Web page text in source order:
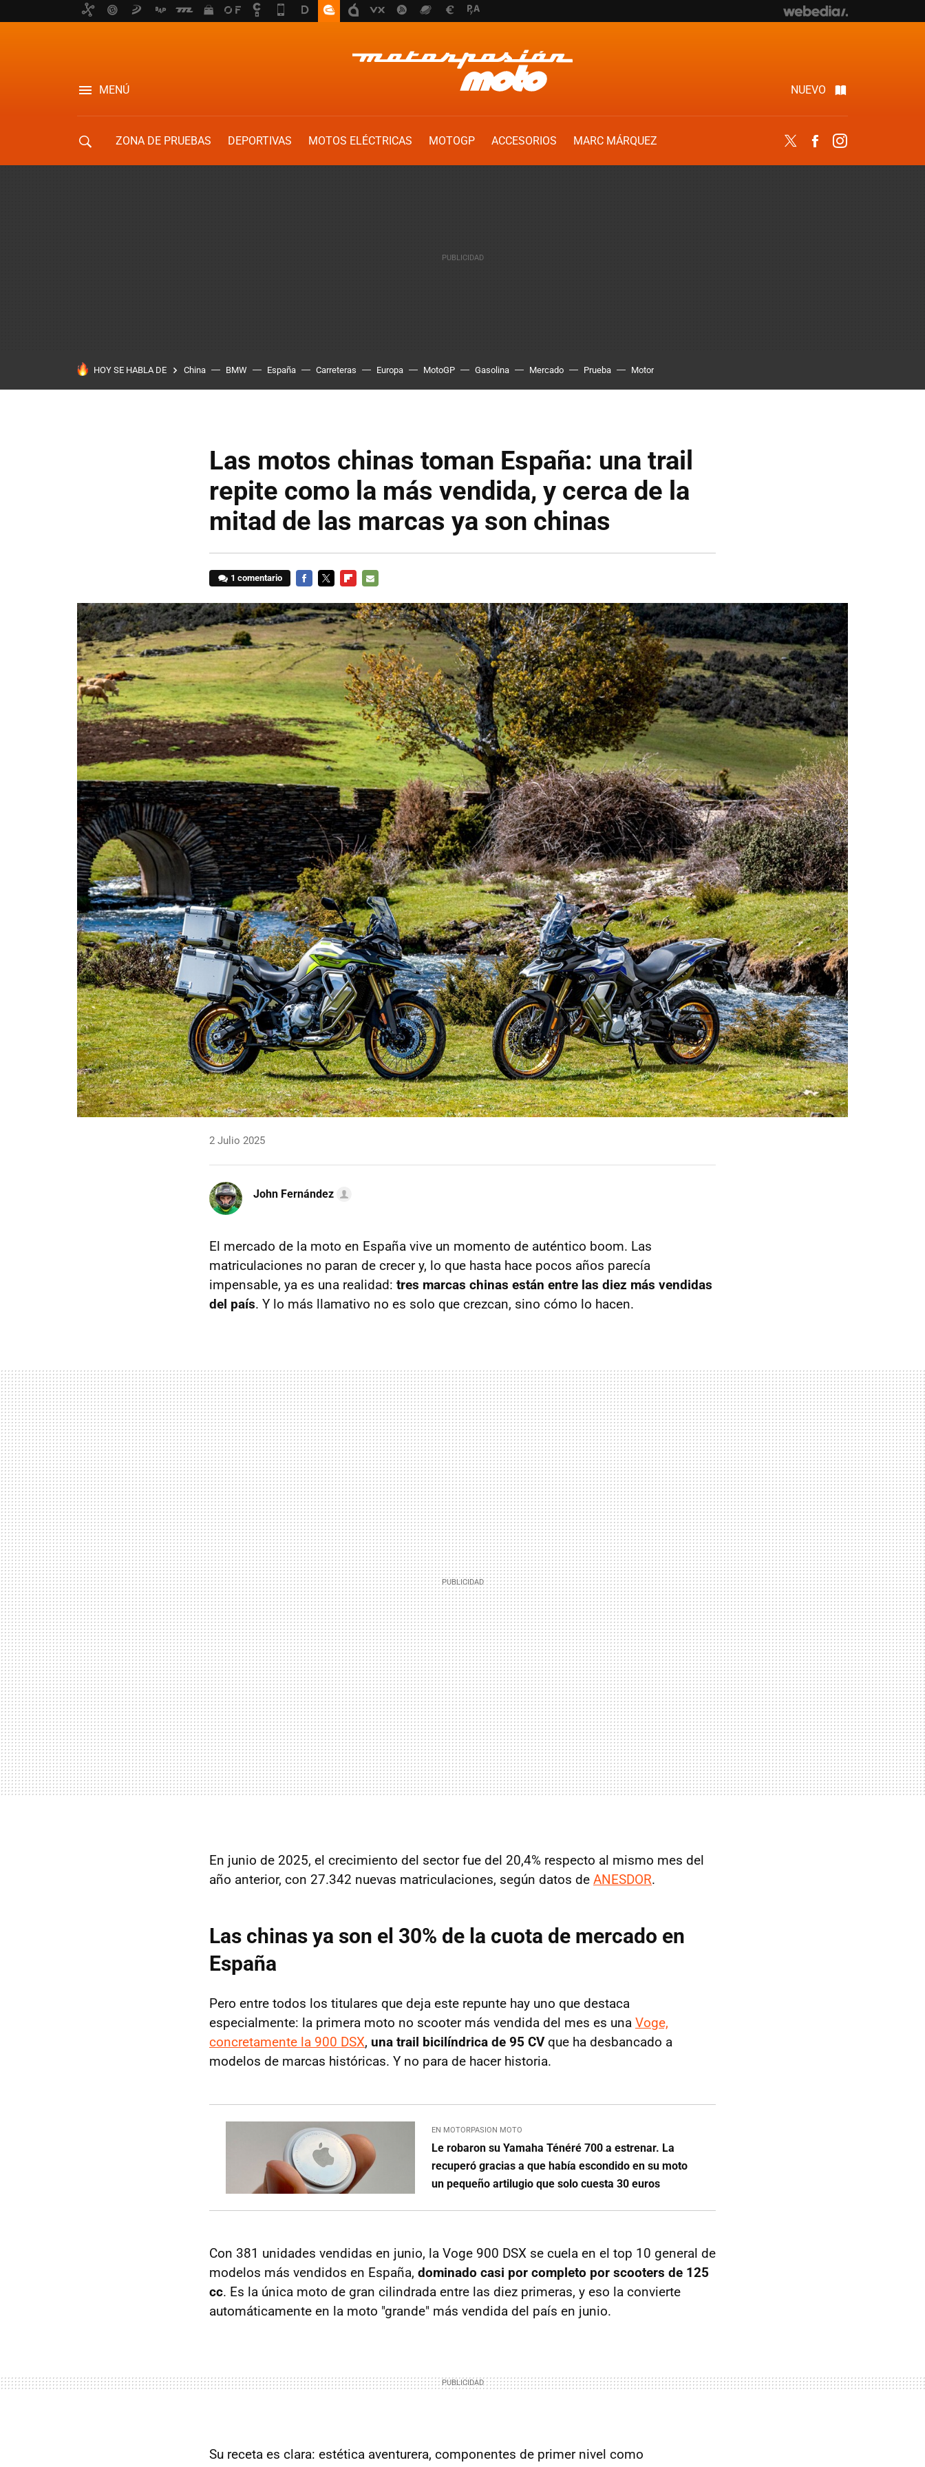
MENÚ NUEVO
ZONA DE PRUEBAS DEPORTIVAS MOTOS ELÉCTRICAS MOTOGP ACCESORIOS
MARC MÁRQUEZ
Twitter Facebook
HOY SE HABLA DE China BMW España Carreteras Europa MotoGP Gasolina Mercado Prueba Motor
Las motos chinas toman España: una trail
repite como la más vendida, y cerca de la
mitad de las marcas ya son chinas
1 comentario
MAIL
2 Julio 2025
John Fernández
El mercado de la moto en España vive un momento de auténtico boom. Las
matriculaciones no paran de crecer y, lo que hasta hace pocos años parecía
impensable, ya es una realidad: tres marcas chinas están entre las diez más vendidas
del país. Y lo más llamativo no es solo que crezcan, sino cómo lo hacen.
En junio de 2025, el crecimiento del sector fue del 20,4% respecto al mismo mes del
año anterior, con 27.342 nuevas matriculaciones, según datos de ANESDOR.
Las chinas ya son el 30% de la cuota de mercado en
España
Pero entre todos los titulares que deja este repunte hay uno que destaca
especialmente: la primera moto no scooter más vendida del mes es una Voge,
concretamente la 900 DSX, una trail bicilíndrica de 95 CVque ha desbancado a
modelos de marcas históricas. Y no para de hacer historia.
EN MOTORPASION MOTO
Le robaron su Yamaha Ténéré 700 a estrenar. La
recuperó gracias a que había escondido en su moto
un pequeño artilugio que solo cuesta 30 euros
Con 381 unidades vendidas en junio, la Voge 900 DSX se cuela en el top 10 general de
modelos más vendidos en España, dominado casi por completo por scooters de 125
cc. Es la única moto de gran cilindrada entre las diez primeras, y eso la convierte
automáticamente en la moto "grande" más vendida del país en junio.
Su receta es clara: estética aventurera, componentes de primer nivel como